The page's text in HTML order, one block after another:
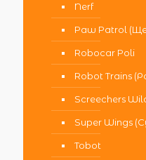
Nerf
Paw Patrol
Robocar Poli
Robot Trains
Screechers
Super Wings
Tobot